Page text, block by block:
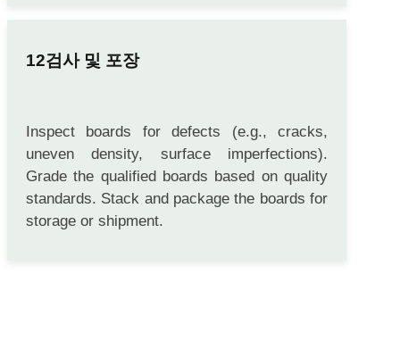
검사 및 포장
Inspect boards for defects (e.g., cracks,
uneven density, surface imperfections).
Grade the qualified boards based on quality
standards. Stack and package the boards for
storage or shipment.